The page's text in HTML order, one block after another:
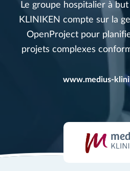
Le groupe hospitalier à
KLINIKEN compte sur la
OpenProject pour
projets complexes
www.medius-